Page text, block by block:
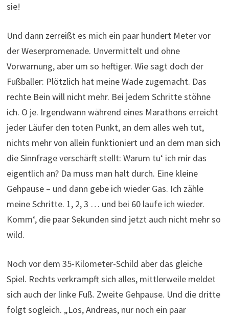
sie!
Und dann zerreißt es mich ein paar hundert Meter vor
der Weserpromenade. Unvermittelt und ohne
Vorwarnung, aber um so heftiger. Wie sagt doch der
Fußballer: Plötzlich hat meine Wade zugemacht. Das
rechte Bein will nicht mehr. Bei jedem Schritte stöhne
ich. O je. Irgendwann während eines Marathons erreicht
jeder Läufer den toten Punkt, an dem alles weh tut,
nichts mehr von allein funktioniert und an dem man sich
die Sinnfrage verschärft stellt: Warum tu‘ ich mir das
eigentlich an? Da muss man halt durch. Eine kleine
Gehpause – und dann gebe ich wieder Gas. Ich zähle
meine Schritte. 1, 2, 3 … und bei 60 laufe ich wieder.
Komm‘, die paar Sekunden sind jetzt auch nicht mehr so
wild.
Noch vor dem 35-Kilometer-Schild aber das gleiche
Spiel. Rechts verkrampft sich alles, mittlerweile meldet
sich auch der linke Fuß. Zweite Gehpause. Und die dritte
folgt sogleich. „Los, Andreas, nur noch ein paar